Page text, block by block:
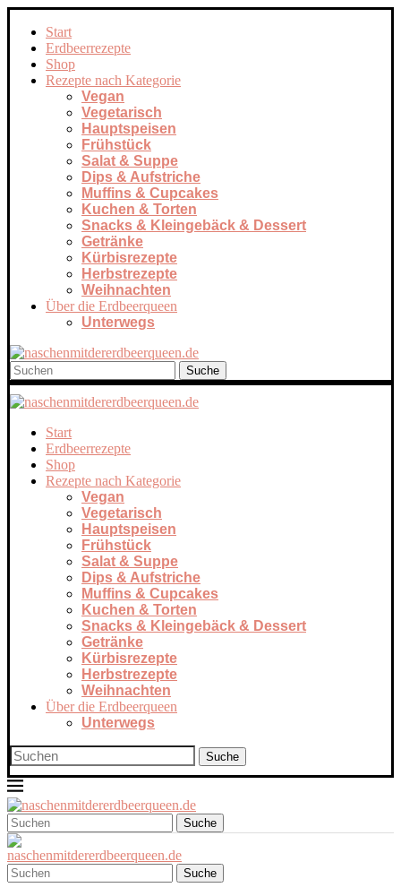
Start
Erdbeerrezepte
Shop
Rezepte nach Kategorie
Vegan
Vegetarisch
Hauptspeisen
Frühstück
Salat & Suppe
Dips & Aufstriche
Muffins & Cupcakes
Kuchen & Torten
Snacks & Kleingebäck & Dessert
Getränke
Kürbisrezepte
Herbstrezepte
Weihnachten
Über die Erdbeerqueen
Unterwegs
Suche
Start
Erdbeerrezepte
Shop
Rezepte nach Kategorie
Vegan
Vegetarisch
Hauptspeisen
Frühstück
Salat & Suppe
Dips & Aufstriche
Muffins & Cupcakes
Kuchen & Torten
Snacks & Kleingebäck & Dessert
Getränke
Kürbisrezepte
Herbstrezepte
Weihnachten
Über die Erdbeerqueen
Unterwegs
Suche
Suche
Suche